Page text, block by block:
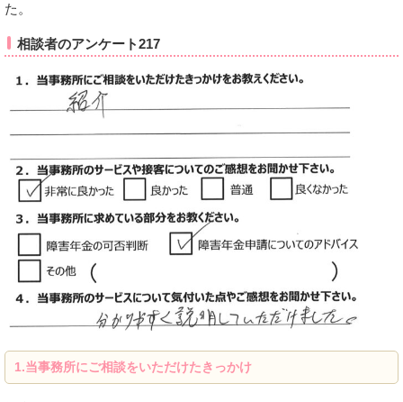
た。
相談者のアンケート217
1.当事務所にご相談をいただけたきっかけ